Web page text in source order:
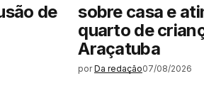
de
sobre casa e
quarto de
Araçatuba
por Da redação07/08/2026